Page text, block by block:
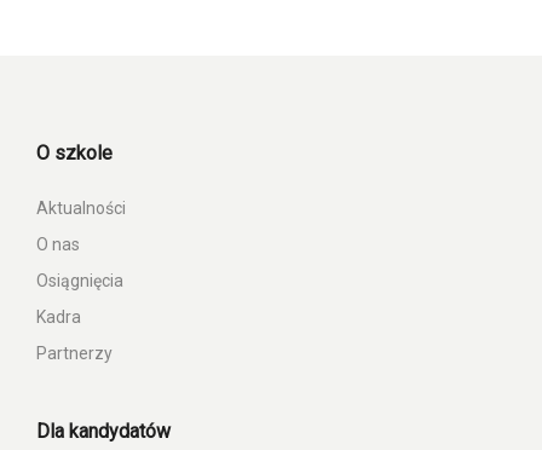
O szkole
Aktualności
O nas
Osiągnięcia
Kadra
Partnerzy
Dla kandydatów